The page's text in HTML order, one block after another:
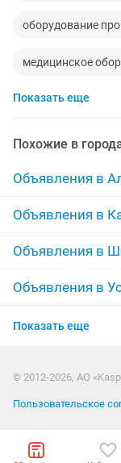
оборудование
медицинское
оборудование для
сварочное
музыкальное
салон красоты
оборудование для
оборудование для
Показать еще
Похожие в
Объявления в
Объявления в
Объявления в
Объявления в
Объявления в
Объявления в
Показать еще
© 2012-2026, АО
Пользовательское